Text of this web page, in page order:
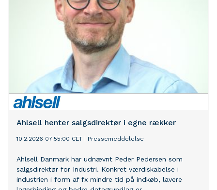
Ahlsell henter salgsdirektør i egne rækker
10.2.2026 07:55:00 CET Pressemeddelelse
Ahlsell Danmark har udnævnt Peder Pedersen som
salgsdirektør for Industri. Konkret værdiskabelse i
industrien i form af fx mindre tid på indkøb, lavere